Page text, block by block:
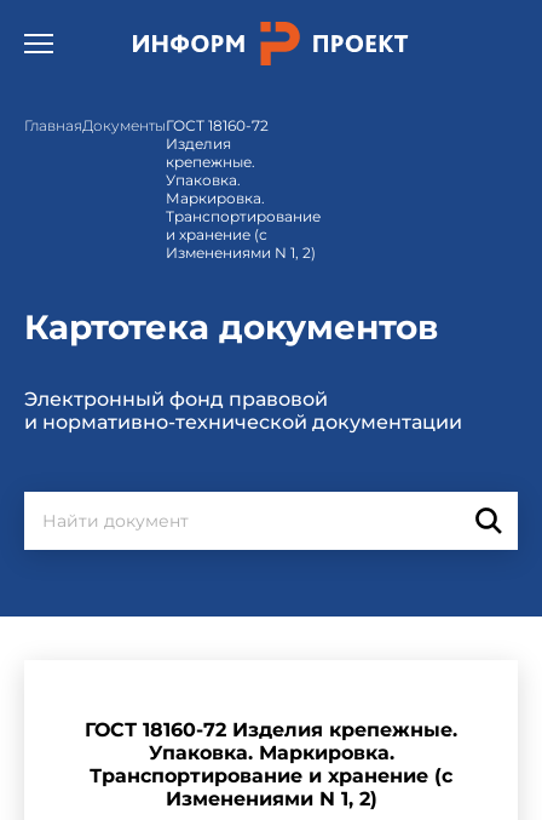
Открыть бургер меню.
ГлавнаяДокументыГОСТ 18160-72
Изделия
крепежные.
Упаковка.
Маркировка.
Транспортирование
и хранение (с
Изменениями N 1, 2)
Картотека документов
Электронный фонд правовой
и нормативно-технической документации
ГОСТ 18160-72 Изделия крепежные.
Упаковка. Маркировка.
Транспортирование и хранение (с
Изменениями N 1, 2)